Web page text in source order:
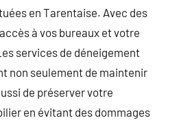
en Tarentaise. Avec des
à vos bureaux et votre
services de déneigement
non seulement de maintenir
de préserver votre
en évitant des dommages